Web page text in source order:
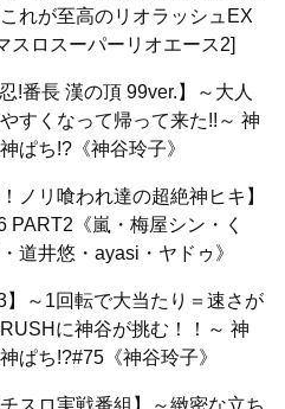
れが至高のリオラッシュEX
スロスーパーリオエース2]
!番長 漢の頂 99ver.】～大人
すくなって帰って来た!!～ 神
ぱち!?《神谷玲子》
ノリ喰われ達の超絶神ヒキ】
PART2《嵐・梅屋シン・く
道井悠・ayasi・ヤドゥ》
】～1回転で大当たり＝速さが
に神谷が挑む！！～ 神
ぱち!?#75《神谷玲子》